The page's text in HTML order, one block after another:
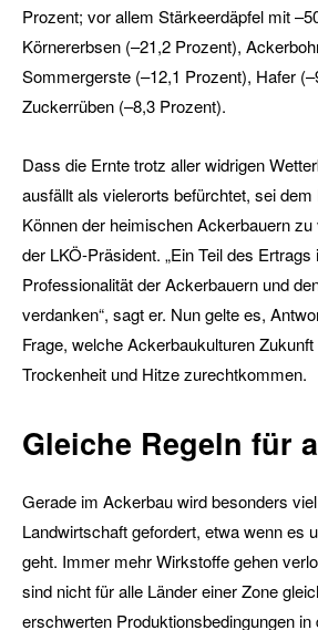
Prozent; vor allem Stärkeerdäpfel mit
Körnererbsen (–21,2 Prozent),
Sommergerste (–12,1 Prozent), Hafer
Zuckerrüben (–8,3 Prozent).
Dass die Ernte trotz aller widrigen
ausfällt als vielerorts befürchtet, sei
Können der heimischen Ackerbauern
der LKÖ-Präsident. „Ein Teil des
Professionalität der Ackerbauern und
verdanken“, sagt er. Nun gelte es,
Frage, welche Ackerbaukulturen
Trockenheit und Hitze zurechtkommen.
Gleiche Regeln für
Gerade im Ackerbau wird besonders
Landwirtschaft gefordert, etwa wenn es
geht. Immer mehr Wirkstoffe gehen
sind nicht für alle Länder einer Zone
erschwerten Produktionsbedingungen